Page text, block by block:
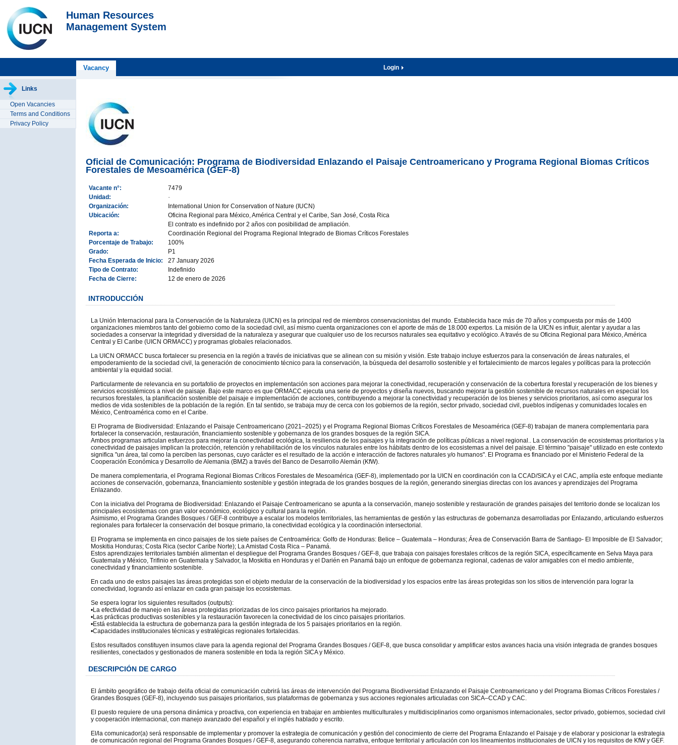
Human Resources
Management System
Login
Vacancy
Links
Open Vacancies
Terms and Conditions
Privacy Policy
Oficial de Comunicación: Programa de Biodiversidad Enlazando el Paisaje Centroamericano y Programa Regional Biomas Críticos
Forestales de Mesoamérica (GEF-8)
Vacante n°:
7479
Unidad:
-
Organización:
International Union for Conservation of Nature (IUCN)
Ubicación:
Oficina Regional para México, América Central y el Caribe, San José, Costa Rica
El contrato es indefinido por 2 años con posibilidad de ampliación.
Reporta a:
Coordinación Regional del Programa Regional Integrado de Biomas Críticos Forestales
Porcentaje de Trabajo:
100%
Grado:
P1
Fecha Esperada de Inicio:
27 January 2026
Tipo de Contrato:
Indefinido
Fecha de Cierre:
12 de enero de 2026
INTRODUCCIÓN
La Unión Internacional para la Conservación de la Naturaleza (UICN) es la principal red de miembros conservacionistas del mundo. Establecida hace más de 70 años y compuesta por más de 1400
organizaciones miembros tanto del gobierno como de la sociedad civil, así mismo cuenta organizaciones con el aporte de más de 18.000 expertos. La misión de la UICN es influir, alentar y ayudar a las
sociedades a conservar la integridad y diversidad de la naturaleza y asegurar que cualquier uso de los recursos naturales sea equitativo y ecológico. A través de su Oficina Regional para México, América
Central y El Caribe (UICN ORMACC) y programas globales relacionados.
La UICN ORMACC busca fortalecer su presencia en la región a través de iniciativas que se alinean con su misión y visión. Este trabajo incluye esfuerzos para la conservación de áreas naturales, el
empoderamiento de la sociedad civil, la generación de conocimiento técnico para la conservación, la búsqueda del desarrollo sostenible y el fortalecimiento de marcos legales y políticas para la protección
ambiental y la equidad social.
Particularmente de relevancia en su portafolio de proyectos en implementación son acciones para mejorar la conectividad, recuperación y conservación de la cobertura forestal y recuperación de los bienes y
servicios ecosistémicos a nivel de paisaje. Bajo este marco es que ORMACC ejecuta una serie de proyectos y diseña nuevos, buscando mejorar la gestión sostenible de recursos naturales en especial los
recursos forestales, la planificación sostenible del paisaje e implementación de acciones, contribuyendo a mejorar la conectividad y recuperación de los bienes y servicios prioritarios, así como asegurar los
medios de vida sostenibles de la población de la región. En tal sentido, se trabaja muy de cerca con los gobiernos de la región, sector privado, sociedad civil, pueblos indígenas y comunidades locales en
México, Centroamérica como en el Caribe.
El Programa de Biodiversidad: Enlazando el Paisaje Centroamericano (2021–2025) y el Programa Regional Biomas Críticos Forestales de Mesoamérica (GEF-8) trabajan de manera complementaria para
fortalecer la conservación, restauración, financiamiento sostenible y gobernanza de los grandes bosques de la región SICA.
Ambos programas articulan esfuerzos para mejorar la conectividad ecológica, la resiliencia de los paisajes y la integración de políticas públicas a nivel regional.. La conservación de ecosistemas prioritarios y la
conectividad de paisajes implican la protección, retención y rehabilitación de los vínculos naturales entre los hábitats dentro de los ecosistemas a nivel del paisaje. El término "paisaje" utilizado en este contexto
significa "un área, tal como la perciben las personas, cuyo carácter es el resultado de la acción e interacción de factores naturales y/o humanos". El Programa es financiado por el Ministerio Federal de la
Cooperación Económica y Desarrollo de Alemania (BMZ) a través del Banco de Desarrollo Alemán (KfW).
De manera complementaria, el Programa Regional Biomas Críticos Forestales de Mesoamérica (GEF-8), implementado por la UICN en coordinación con la CCAD/SICA y el CAC, amplía este enfoque mediante
acciones de conservación, gobernanza, financiamiento sostenible y gestión integrada de los grandes bosques de la región, generando sinergias directas con los avances y aprendizajes del Programa
Enlazando.
Con la iniciativa del Programa de Biodiversidad: Enlazando el Paisaje Centroamericano se apunta a la conservación, manejo sostenible y restauración de grandes paisajes del territorio donde se localizan los
principales ecosistemas con gran valor económico, ecológico y cultural para la región.
Asimismo, el Programa Grandes Bosques / GEF-8 contribuye a escalar los modelos territoriales, las herramientas de gestión y las estructuras de gobernanza desarrolladas por Enlazando, articulando esfuerzos
regionales para fortalecer la conservación del bosque primario, la conectividad ecológica y la coordinación intersectorial.
El Programa se implementa en cinco paisajes de los siete países de Centroamérica: Golfo de Honduras: Belice – Guatemala – Honduras; Área de Conservación Barra de Santiago- El Imposible de El Salvador;
Moskitia Honduras; Costa Rica (sector Caribe Norte); La Amistad Costa Rica – Panamá.
Estos aprendizajes territoriales también alimentan el despliegue del Programa Grandes Bosques / GEF-8, que trabaja con paisajes forestales críticos de la región SICA, específicamente en Selva Maya para
Guatemala y México, Trifinio en Guatemala y Salvador, la Moskitia en Honduras y el Darién en Panamá bajo un enfoque de gobernanza regional, cadenas de valor amigables con el medio ambiente,
conectividad y financiamiento sostenible.
En cada uno de estos paisajes las áreas protegidas son el objeto medular de la conservación de la biodiversidad y los espacios entre las áreas protegidas son los sitios de intervención para lograr la
conectividad, logrando así enlazar en cada gran paisaje los ecosistemas.
Se espera lograr los siguientes resultados (outputs):
•La efectividad de manejo en las áreas protegidas priorizadas de los cinco paisajes prioritarios ha mejorado.
•Las prácticas productivas sostenibles y la restauración favorecen la conectividad de los cinco paisajes prioritarios.
•Está establecida la estructura de gobernanza para la gestión integrada de los 5 paisajes prioritarios en la región.
•Capacidades institucionales técnicas y estratégicas regionales fortalecidas.
Estos resultados constituyen insumos clave para la agenda regional del Programa Grandes Bosques / GEF-8, que busca consolidar y amplificar estos avances hacia una visión integrada de grandes bosques
resilientes, conectados y gestionados de manera sostenible en toda la región SICA y México.
DESCRIPCIÓN DE CARGO
El ámbito geográfico de trabajo del/la oficial de comunicación cubrirá las áreas de intervención del Programa Biodiversidad Enlazando el Paisaje Centroamericano y del Programa Biomas Críticos Forestales /
Grandes Bosques (GEF-8), incluyendo sus paisajes prioritarios, sus plataformas de gobernanza y sus acciones regionales articuladas con SICA–CCAD y CAC.
El puesto requiere de una persona dinámica y proactiva, con experiencia en trabajar en ambientes multiculturales y multidisciplinarios como organismos internacionales, sector privado, gobiernos, sociedad civil
y cooperación internacional, con manejo avanzado del español y el inglés hablado y escrito.
El/la comunicador(a) será responsable de implementar y promover la estrategia de comunicación y gestión del conocimiento de cierre del Programa Enlazando el Paisaje y de elaborar y posicionar la estrategia
de comunicación regional del Programa Grandes Bosques / GEF-8, asegurando coherencia narrativa, enfoque territorial y articulación con los lineamientos institucionales de UICN y los requisitos de KfW y GEF.